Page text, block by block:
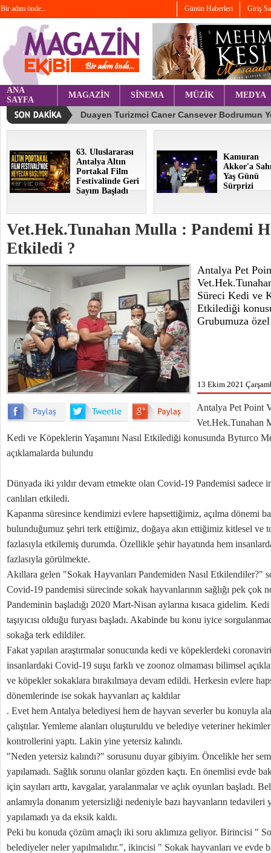
Bir adım önde... Günün Haberleri Giriş
ANA
SAYFA
MAGAZİN SİNEMA MÜZİK MEDYA
63. Uluslararası
Antalya Altın
Portakal Film
Festivalinde Geri
Sayım Başladı
Kamuran
Akkor'a
Yaş Günü
Sürprizi
Vet.Hek.Tunahan Mulla : Pandemi
Etkiledi ?
Antalya Pet
Süreci Kedi ve
Etkilediği
Grubumuza
13 Ekim 2021
Antalya Pet Point
Vet.Hek.Tunahan
Kedi ve Köpeklerin Yaşamını Nasıl Etkilediği konusunda Byturco
açıklamalarda bulundu
Dünyada iki yıldır devam etmekte olan Covid-19 Pandemisi sadece
canlıları etkiledi.
Kapanma süresince kendimizi evlere hapsettiğimiz, açılma dönemi
bulunduğumuz şehri terk ettiğimiz, doğaya akın ettiğimiz kitlesel ve
fazlasıyla etkilemiş durumda. Özellikle şehir hayatında hem
fazlasıyla görülmekte.
Akıllara gelen "Sokak Hayvanları Pandemiden Nasıl Etkilendiler?"
Covid-19 pandemisi sürecinde sokak hayvanlarının sağlığı pek çok
Pandeminin başladığı 2020 Mart-Nisan aylarına kısaca gidelim.
taşıyıcısı olduğu furyası başladı. Akabinde bu konu iyice
sokağa terk edildiler.
Fakat yapılan araştırmalar sonucunda kedi ve köpeklerdeki
insanlardaki Covid-19 suşu farklı ve zoonoz olmaması bilimsel
ve köpekler sokaklara bırakılmaya devam edildi. Herkesin evlere
dönemlerinde ise sokak hayvanları aç kaldılar
. Evet hem Antalya belediyesi hem de hayvan severler bu konuyla
çalıştılar. Yemleme alanları oluşturuldu ve belediye veteriner
kontrollerini yaptı. Lakin yine yetersiz kalındı.
"Neden yetersiz kalındı?" sorusunu duyar gibiyim. Öncelikle her
yapılamadı. Sağlık sorunu olanlar gözden kaçtı. En önemlisi evde
için sayıları arttı, kavgalar, yaralanmalar ve açlık oyunları başladı.
anlamıyla donanım yetersizliği nedeniyle bazı hayvanların tedavileri
yapılamadı ya da eksik kaldı.
Peki bu konuda çözüm amaçlı iki soru aklımıza geliyor. Birincisi "
belediyeler neler yapılmalıdır.", ikincisi " Sokak hayvanları ve evde